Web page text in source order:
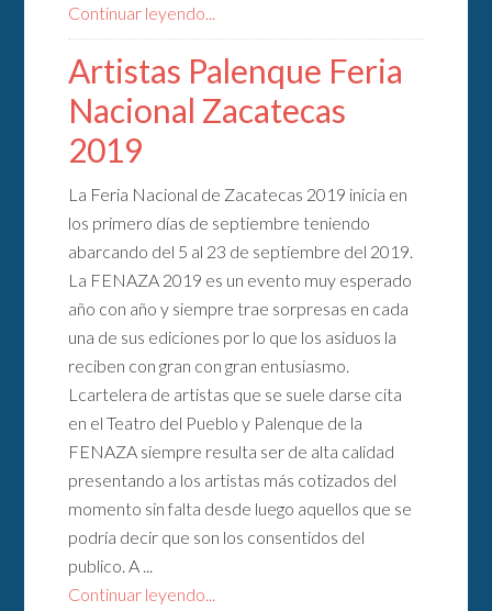
Continuar leyendo...
Artistas Palenque Feria
Nacional Zacatecas
2019
La Feria Nacional de Zacatecas 2019 inicia en
los primero días de septiembre teniendo
abarcando del 5 al 23 de septiembre del 2019.
La FENAZA 2019 es un evento muy esperado
año con año y siempre trae sorpresas en cada
una de sus ediciones por lo que los asiduos la
reciben con gran con gran entusiasmo.
Lcartelera de artistas que se suele darse cita
en el Teatro del Pueblo y Palenque de la
FENAZA siempre resulta ser de alta calidad
presentando a los artistas más cotizados del
momento sin falta desde luego aquellos que se
podría decir que son los consentidos del
publico. A ...
Continuar leyendo...